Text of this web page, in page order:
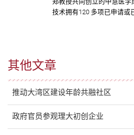
其他文章
推动大湾区建设年龄共融社区
政府官员参观理大初创企业
技术拥有120 多项已申请或